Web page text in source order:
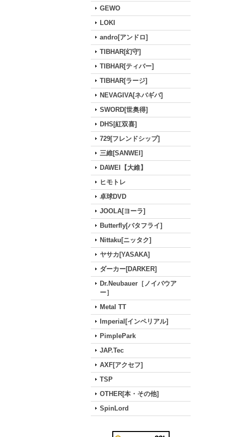
GEWO
LOKI
andro[アンドロ]
TIBHAR[幻守]
TIBHAR[ティバー]
TIBHAR[ラージ]
NEVAGIVA[ネバギバ]
SWORD[世奥得]
DHS[紅双喜]
729[フレンドシップ]
三維[SANWEI]
DAWEI【大維】
ヒモトレ
卓球DVD
JOOLA[ヨーラ]
Butterfly[バタフライ]
Nittaku[ニッタク]
ヤサカ[YASAKA]
ダーカー[DARKER]
Dr.Neubauer［ノイバウア
ー］
Metal TT
Imperial[インペリアル]
PimplePark
JAP.Tec
AXF[アクセフ]
TSP
OTHER[本・その他]
SpinLord